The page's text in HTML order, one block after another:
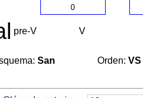
0
pre-V V
San Orden: VS